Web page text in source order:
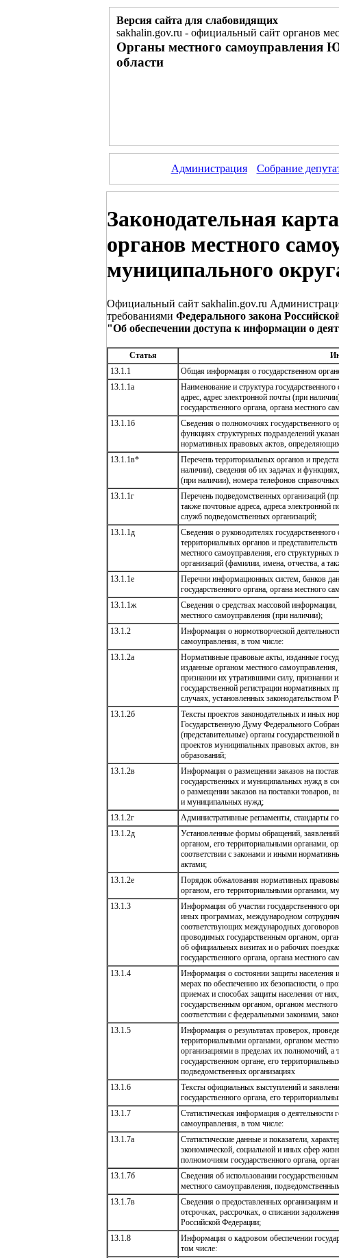
Версия сайта для слабовидящих
sakhalin.gov.ru - официальный сайт органов
Органы местного самоуправления
области
Администрация Собрание
Законодательная
органов местного
муниципального
Официальный сайт sakhalin.gov.ru
требованиями Федерального закона
"Об обеспечении доступа к информации о
Статья
13.1.1
Общая информация о государственном
13.1.1а
Наименование и структура
адрес, адрес электронной почты (при
государственного органа, органа местного
13.1.1б
Сведения о полномочиях государственного
функциях структурных подразделений
нормативных правовых актов,
13.1.1в*
Перечень территориальных органов и
наличии), сведения об их задачах и
(при наличии), номера телефонов
13.1.1г
Перечень подведомственных организаций
также почтовые адреса, адреса
служб подведомственных организаций;
13.1.1д
Сведения о руководителях
территориальных органов и
местного самоуправления, его структурных
организаций (фамилии, имена, отчества, а
13.1.1е
Перечни информационных систем, банков
государственного органа, органа местного
13.1.1ж
Сведения о средствах массовой
местного самоуправления (при наличии);
13.1.2
Информация о нормотворческой
самоуправления, в том числе:
13.1.2а
Нормативные правовые акты, изданные
изданные органом местного
признании их утратившими силу, признании
государственной регистрации нормативных
случаях, установленных законодательством
13.1.2б
Тексты проектов законодательных и иных
Государственную Думу Федерального
(представительные) органы
проектов муниципальных правовых актов,
образований;
13.1.2в
Информация о размещении заказов на
государственных и муниципальных нужд в
о размещении заказов на поставки товаров,
и муниципальных нужд;
13.1.2г Административные регламенты, стандарты
13.1.2д
Установленные формы обращений,
органом, его территориальными органами,
соответствии с законами и иными
актами;
13.1.2е
Порядок обжалования нормативных
органом, его территориальными органами,
13.1.3
Информация об участии государственного
иных программах, международном
соответствующих международных
проводимых государственным органом,
об официальных визитах и о рабочих
государственного органа, органа местного
13.1.4
Информация о состоянии защиты населения
мерах по обеспечению их безопасности, о
приемах и способах защиты населения от
государственным органом, органом
соответствии с федеральными законами,
13.1.5
Информация о результатах проверок,
территориальными органами, органом
организациями в пределах их полномочий, а
государственном органе, его
подведомственных организациях
13.1.6
Тексты официальных выступлений и
государственного органа, его
13.1.7
Статистическая информация о деятельности
самоуправления, в том числе:
13.1.7а
Статистические данные и показатели,
экономической, социальной и иных сфер
полномочиям государственного органа,
13.1.7б
Сведения об использовании
местного самоуправления,
13.1.7в
Сведения о предоставленных организациям
отсрочках, рассрочках, о списании
Российской Федерации;
13.1.8
Информация о кадровом обеспечении
том числе: